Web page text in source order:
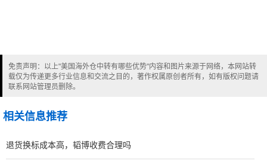
免责声明：以上"美国海外仓中转有哪些优势"内容和图片来源于网络，本网站转
载仅为传递更多行业信息和交流之目的，著作权属原创者所有，如有版权问题请
联系网站管理员删除。
相关信息推荐
退货换标成本高，韬博收费合理吗